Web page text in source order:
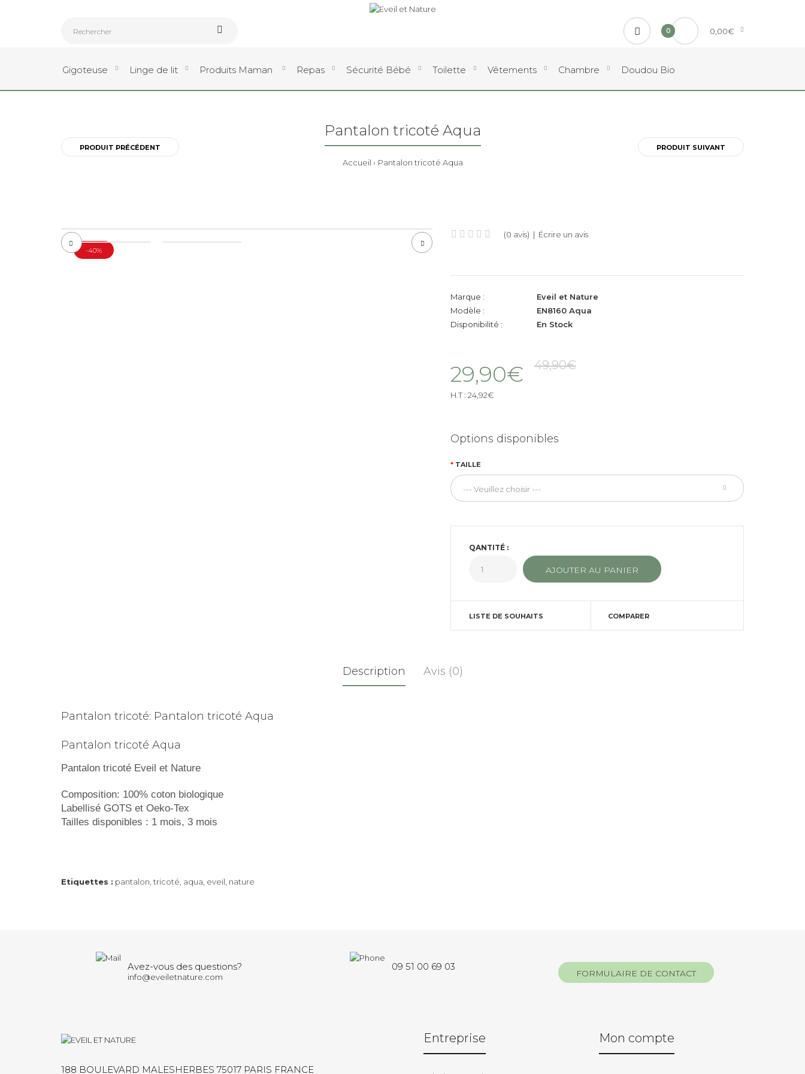
0 0,00€
Gigoteuse Linge de lit Produits Maman Repas Sécurité Bébé Toilette Vêtements Chambre Doudou Bio
PRODUIT PRÉCÉDENT
Pantalon tricoté Aqua
Accueil Pantalon tricoté Aqua
PRODUIT SUIVANT
-40%
(0 avis) | Écrire un avis
Marque :
Eveil et Nature
Modèle :
EN8160 Aqua
Disponibilité :
En Stock
29,90€ 49,90€
H.T : 24,92€
Options disponibles
TAILLE
QANTITÉ :
LISTE DE SOUHAITS COMPARER
Description Avis (0)
Pantalon tricoté: Pantalon tricoté Aqua
Pantalon tricoté Aqua
Pantalon tricoté Eveil et Nature
Composition: 100% coton biologique
Labellisé GOTS et Oeko-Tex
Tailles disponibles : 1 mois, 3 mois
Etiquettes : pantalon tricoté aqua eveil nature
Avez-vous des questions?
info@eveiletnature.com
09 51 00 69 03
FORMULAIRE DE CONTACT
188 BOULEVARD MALESHERBES 75017 PARIS FRANCE
Entreprise Mon compte